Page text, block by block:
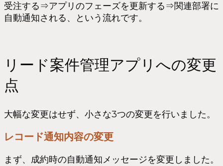
受注する⇒アプリのフェーズを更新する⇒関連部署に
自動通知される、という流れです。
リード案件管理アプリへの変更
点
大幅な変更はせず、小さな3つの変更を行いました。
レコード通知内容の変更
まず、成約時の自動通知メッセージを変更しました。